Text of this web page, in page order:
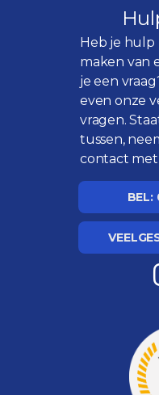
Heb je hulp
maken van
je een
even onze
vragen.
tussen,
contact met
BEL: